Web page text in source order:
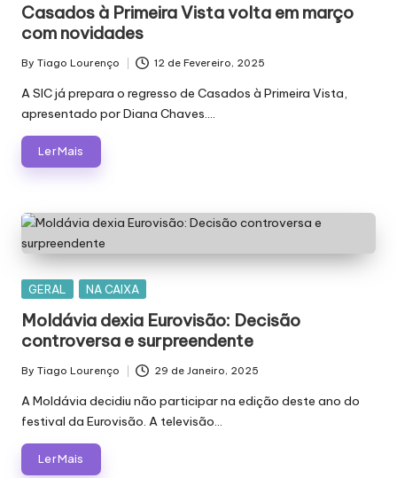
Casados à Primeira Vista volta em março
com novidades
Posted
by
By Tiago Lourenço 12 de Fevereiro, 2025
A SIC já prepara o regresso de Casados à Primeira Vista,
apresentado por Diana Chaves.…
Ler Mais
Posted
GERAL NA CAIXA
Moldávia dexia Eurovisão: Decisão
controversa e surpreendente
Posted
by
By Tiago Lourenço 29 de Janeiro, 2025
A Moldávia decidiu não participar na edição deste ano do
festival da Eurovisão. A televisão…
Ler Mais